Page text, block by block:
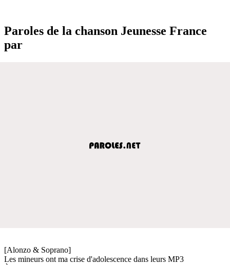
Paroles de la chanson Jeunesse France
par
[Alonzo & Soprano]
Les mineurs ont ma crise d'adolescence dans leurs MP3